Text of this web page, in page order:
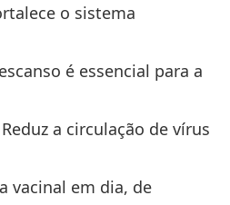
o sistema
é essencial para a
a circulação de vírus
vacinal em dia, de